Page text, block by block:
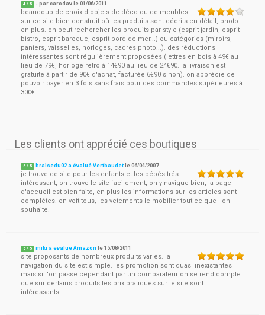
4 / 5 - parcarodav le01/06/2011
beaucoup de choix d'objets de déco ou de meubles
sur ce site bien construit où les produits sont décrits en détail, photo
en plus. on peut rechercher les produits par style (esprit jardin, esprit
bistro, esprit baroque, esprit bord de mer...) ou catégories (miroirs,
paniers, vaisselles, horloges, cadres photo...). des réductions
intéressantes sont régulièrement proposées (lettres en bois à 49€ au
lieu de 79€, horloge retro à 14€90 au lieu de 24€90. la livraison est
gratuite à partir de 90€ d'achat, facturée 6€90 sinon). on apprécie de
pouvoir payer en 3 fois sans frais pour des commandes supérieures à
300€.
Les clients ont apprécié ces boutiques
5 / 5 braisedu02 a évalué Vertbaudet le06/04/2007
je trouve ce site pour les enfants et les bébés trés
intéressant, on trouve le site facilement, on y navigue bien, la page
d'accueil est bien faite, en plus les informations sur les articles sont
complétes. on voit tous, les vetements le mobilier tout ce que l'on
souhaite.
5 / 5 miki a évalué Amazon le15/08/2011
site proposants de nombreux produits variés. la
navigation du site est simple. les promotion sont quasi inexistantes
mais si l'on passe cependant par un comparateur on se rend compte
que sur certains produits les prix pratiqués sur le site sont
intéressants.